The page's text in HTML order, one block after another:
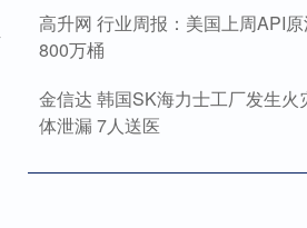
高升网 行业周报：美国上周API
800万桶
金信达 韩国SK海力士工厂发生火
体泄漏 7人送医